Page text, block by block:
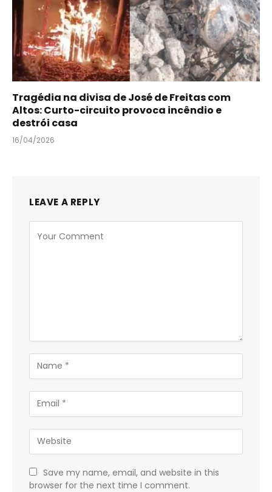
Tragédia na divisa de José de Freitas com
Altos: Curto-circuito provoca incêndio e
destrói casa
16/04/2026
LEAVE A REPLY
Save my name, email, and website in this
browser for the next time I comment.